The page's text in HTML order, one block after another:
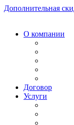
Дополнительная
О компании
Договор
Услуги